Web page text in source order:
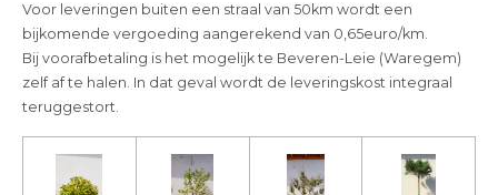
Voor leveringen buiten een straal van 50km wordt een
bijkomende vergoeding aangerekend van 0,65euro/km.
Bij voorafbetaling is het mogelijk te Beveren-Leie (Waregem)
zelf af te halen. In dat geval wordt de leveringskost integraal
teruggestort.